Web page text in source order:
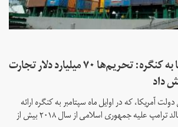
گزارش دولت آمریکا به کنگره: تحریم‌ها ۷۰ میلیارد دلار تجارت
داد
آمریکا، که در اوایل ماه سپتامبر به کنگره ارائه
شد، تحریم‌های دولت دونالد ترامپ علیه جمهوری اسلامی از سال ۲۰۱۸ بیش از